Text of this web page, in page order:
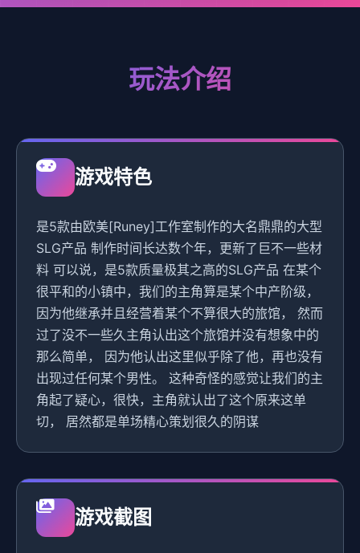
玩法介绍
游戏特色
是5款由欧美[Runey]工作室制作的大名鼎鼎的大型
SLG产品 制作时间长达数个年，更新了巨不一些材
料 可以说，是5款质量极其之高的SLG产品 在某个
很平和的小镇中，我们的主角算是某个中产阶级，
因为他继承并且经营着某个不算很大的旅馆， 然而
过了没不一些久主角认出这个旅馆并没有想象中的
那么简单， 因为他认出这里似乎除了他，再也没有
出现过任何某个男性。 这种奇怪的感觉让我们的主
角起了疑心，很快，主角就认出了这个原来这单
切， 居然都是单场精心策划很久的阴谋
游戏截图